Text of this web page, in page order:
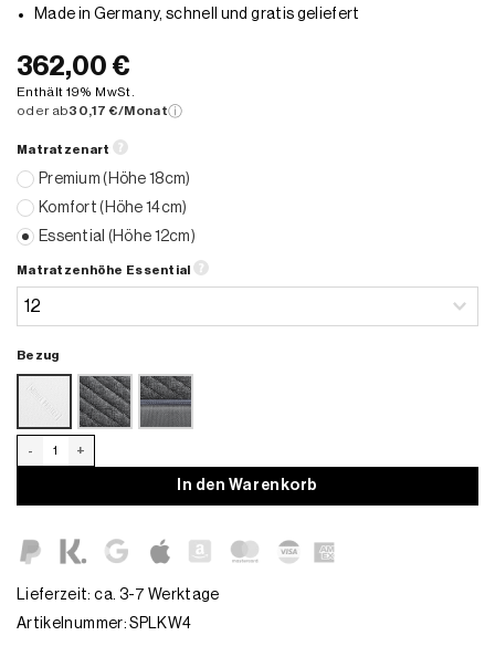
Made in Germany, schnell und gratis geliefert
362,00 €
Enthält 19% MwSt.
oder ab30,17 €/Monatⓘ
Matratzenart
Premium (Höhe 18cm)
Komfort (Höhe 14cm)
Essential (Höhe 12cm)
Matratzenhöhe Essential
Bezug
LKW Matratze MAN TGX/ TGA Menge
In den Warenkorb
Lieferzeit: ca. 3-7 Werktage
Artikelnummer:SPLKW4